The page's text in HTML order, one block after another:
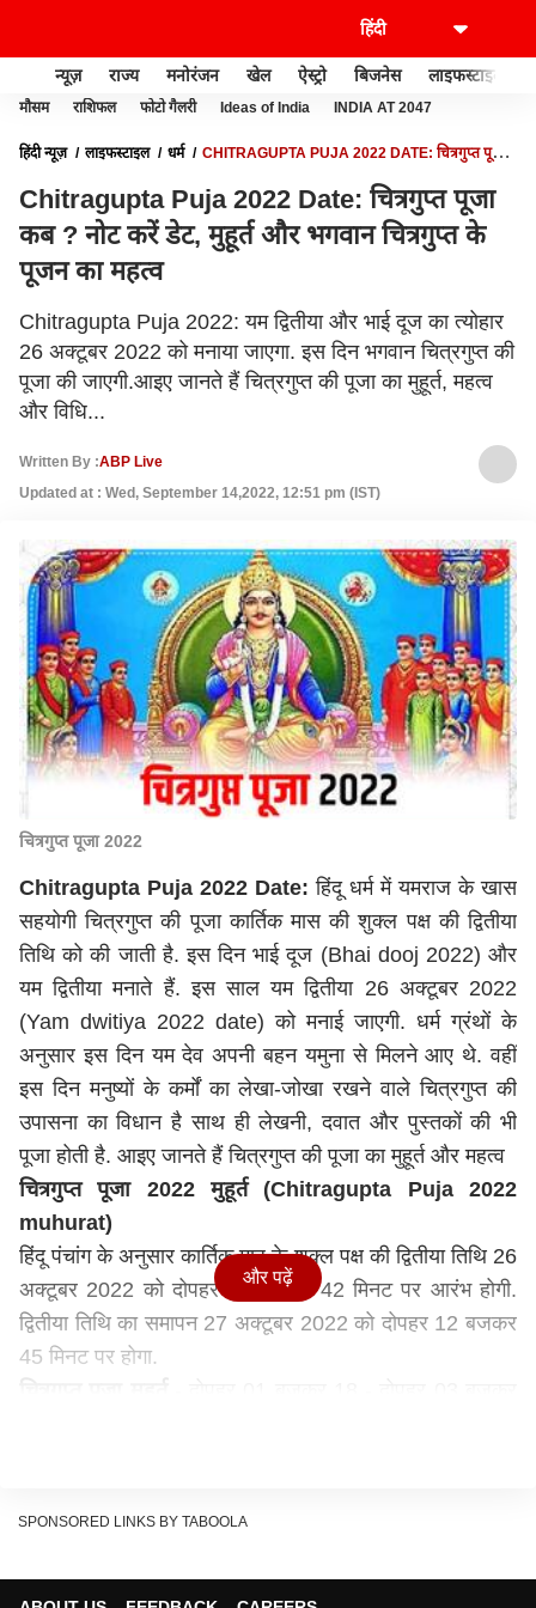
न्यूज़ राज्य मनोरंजन खेल ऐस्ट्रो बिजनेस लाइफस्टाइल
मौसम राशिफल फोटो गैलरी Ideas of India INDIA AT 2047
हिंदी न्यूज़ लाइफस्टाइल धर्म
CHITRAGUPTA PUJA 2022 DATE: चित्रगुप्त पूजा
Chitragupta Puja 2022 Date: चित्रगुप्त पूजा
कब ? नोट करें डेट, मुहूर्त और भगवान चित्रगुप्त के
पूजन का महत्व
Chitragupta Puja 2022: यम द्वितीया और भाई दूज का त्योहार
26 अक्टूबर 2022 को मनाया जाएगा. इस दिन भगवान चित्रगुप्त की
पूजा की जाएगी.आइए जानते हैं चित्रगुप्त की पूजा का मुहूर्त, महत्व
और विधि...
Written By :ABP Live
Updated at : Wed, September 14,2022, 12:51 pm (IST)
चित्रगुप्त पूजा 2022
Chitragupta Puja 2022 Date: हिंदू धर्म में यमराज के खास
सहयोगी चित्रगुप्त की पूजा कार्तिक मास की शुक्ल पक्ष की द्वितीया
तिथि को की जाती है. इस दिन भाई दूज (Bhai dooj 2022) और
यम द्वितीया मनाते हैं. इस साल यम द्वितीया 26 अक्टूबर 2022
(Yam dwitiya 2022 date) को मनाई जाएगी. धर्म ग्रंथों के
अनुसार इस दिन यम देव अपनी बहन यमुना से मिलने आए थे. वहीं
इस दिन मनुष्यों के कर्मों का लेखा-जोखा रखने वाले चित्रगुप्त की
उपासना का विधान है साथ ही लेखनी, दवात और पुस्तकों की भी
पूजा होती है. आइए जानते हैं चित्रगुप्त की पूजा का मुहूर्त और महत्व
चित्रगुप्त पूजा 2022 मुहूर्त (Chitragupta Puja 2022
muhurat)
हिंदू पंचांग के अनुसार कार्तिक माह के शुक्ल पक्ष की द्वितीया तिथि 26
अक्टूबर 2022 को दोपहर 02 बजकर 42 मिनट पर आरंभ होगी.
द्वितीया तिथि का समापन 27 अक्टूबर 2022 को दोपहर 12 बजकर
45 मिनट पर होगा.
किसी भी प्राणी के पृथ्वी पर जन्म से लेकर मृत्यु तक उसके कर्मों को
और पढ़ें
SPONSORED LINKS BY TABOOLA